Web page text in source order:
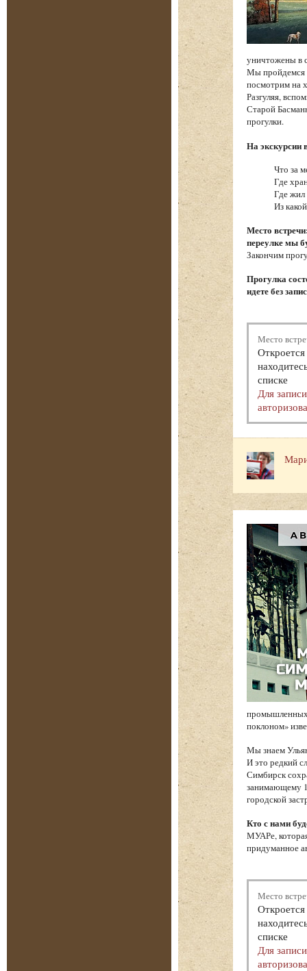
уничтожены в
Мы пройдемся
посмотрим на
Разгуляя,
Старой
прогулки.
На экскурсии
Что за
Где
Где жил
Из
Место
переулке мы
Закончим
Прогулка
идете без
Место
списке
Для
промышленных
поклоном»
Мы знаем
И это редкий
Симбирск
занимающему
городской
Кто с нами
МУАРе,
придуманное
Место
списке
Для